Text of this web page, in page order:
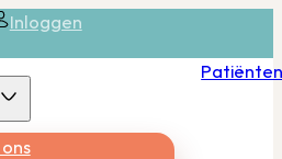
Inloggen